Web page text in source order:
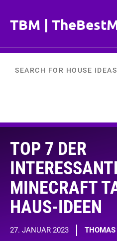
springen
TBM |
TOP 7 DER
MINECRAFT
HAUS-IDEEN
27. JANUAR 2023 THOMAS